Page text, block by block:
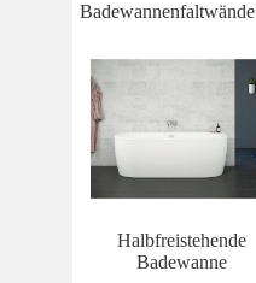
Badewannenfaltwände
Halbfreistehende
Badewanne